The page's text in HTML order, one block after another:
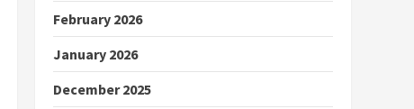
February 2026
January 2026
December 2025